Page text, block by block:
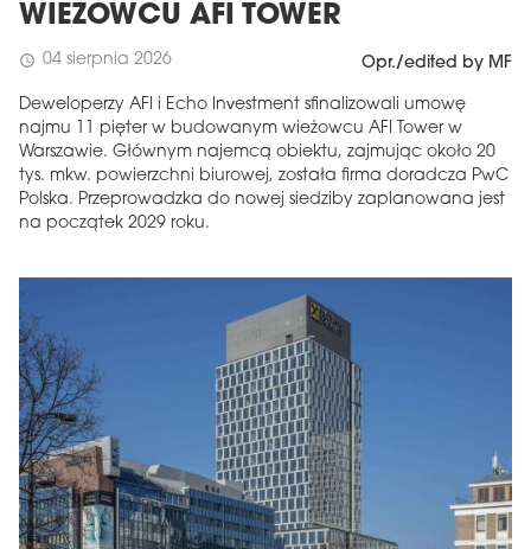
WIEŻOWCU AFI TOWER
schedule 04 sierpnia 2026 Opr./edited by MF
Deweloperzy AFI i Echo Investment sfinalizowali umowę
najmu 11 pięter w budowanym wieżowcu AFI Tower w
Warszawie. Głównym najemcą obiektu, zajmując około 20
tys. mkw. powierzchni biurowej, została firma doradcza PwC
Polska. Przeprowadzka do nowej siedziby zaplanowana jest
na początek 2029 roku.